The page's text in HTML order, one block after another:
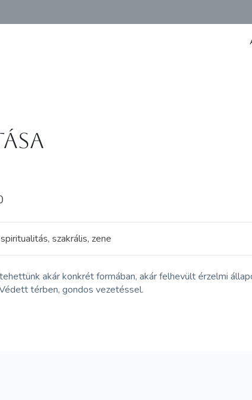
szakrális, zene
akár konkrét formában, akár felhevült érzelmi
térben, gondos vezetéssel.